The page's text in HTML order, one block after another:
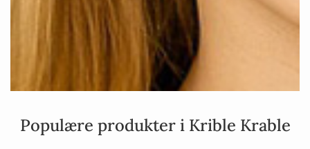
Populære produkter i Krible Krable